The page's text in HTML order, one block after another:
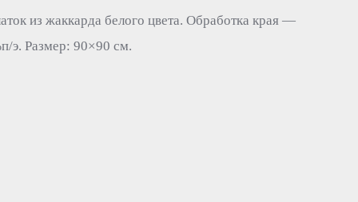
из жаккарда белого цвета. Обработка края —
э. Размер: 90×90 см.